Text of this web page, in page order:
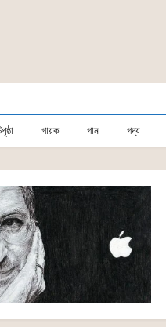
গায়ক গান গদ্য